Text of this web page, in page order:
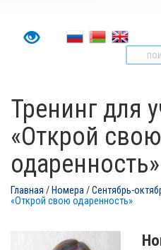
Тренинг для учащихся
«Открой свою
одаренность»
Главная / Номера/Сентябрь-
«Открой свою одаренность»